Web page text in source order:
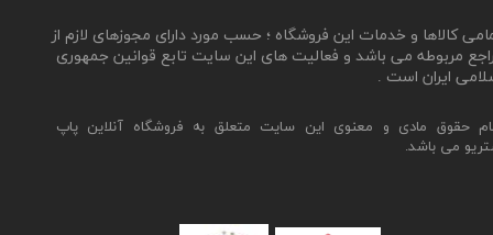
حقوق مادی و معنوی این سایت متعلق به فروشگاه آنلاین پاپ
می باشد.
کالاها و خدمات این فروشگاه ؛ حسب مورد دارای مجوزهای لازم از
مربوطه می باشد و فعالیت های این سایت تابع قوانین جمهوری
ایران است .